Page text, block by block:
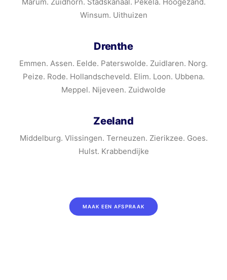
Winsum. Uithuizen
Drenthe
Emmen. Assen. Eelde. Paterswolde. Zuidlaren. Norg.
Peize. Rode. Hollandscheveld. Elim. Loon. Ubbena.
Meppel. Nijeveen. Zuidwolde
Zeeland
Middelburg. Vlissingen. Terneuzen. Zierikzee. Goes.
Hulst. Krabbendijke
MAAK EEN AFSPRAAK